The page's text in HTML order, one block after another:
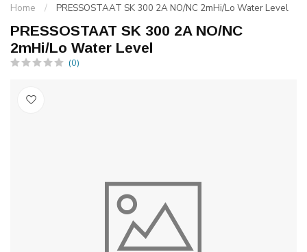
Home / PRESSOSTAAT SK 300 2A NO/NC 2mHi/Lo Water Level
PRESSOSTAAT SK 300 2A NO/NC
2mHi/Lo Water Level
(0)